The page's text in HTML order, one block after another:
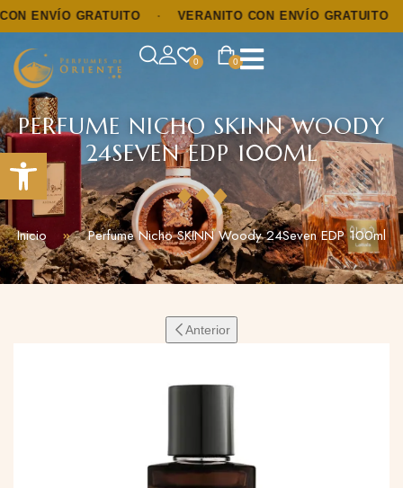
Abrir barra de herramientas
ENVÍO GRATUITO · VERANITO CON ENVÍO GRATUITO ·
0
0
PERFUME NICHO SKINN WOODY
24SEVEN EDP 100ML
Inicio Perfume Nicho SKINN Woody 24Seven EDP 100ml
Anterior